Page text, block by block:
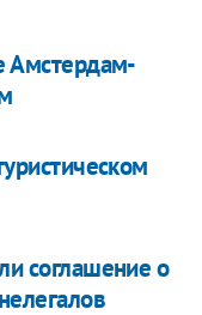
Амстердам-
соглашение о